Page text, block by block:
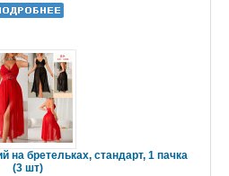
на бретельках, стандарт, 1 пачка
(3 шт)